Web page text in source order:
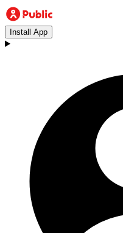
Install App